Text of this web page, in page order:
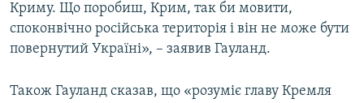
Криму. Що поробиш, Крим, так би мовити,
споконвічно російська територія і він не може бути
повернутий Україні», – заявив Гауланд.
Також Гауланд сказав, що «розуміє главу Кремля